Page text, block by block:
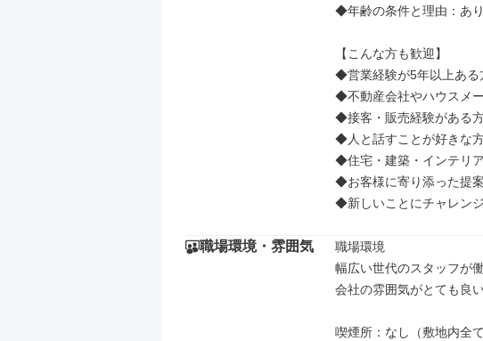
◆年齢の条件と理由：あ
【こんな方も歓迎】
◆営業経験が5年以上ある
◆不動産会社やハウスメ
◆接客・販売経験がある
◆人と話すことが好きな
◆住宅・建築・インテリ
◆お客様に寄り添った提
◆新しいことにチャレン
職場環境・雰囲気
職場環境
幅広い世代のスタッフが
会社の雰囲気がとても良
喫煙所：なし（敷地内全て